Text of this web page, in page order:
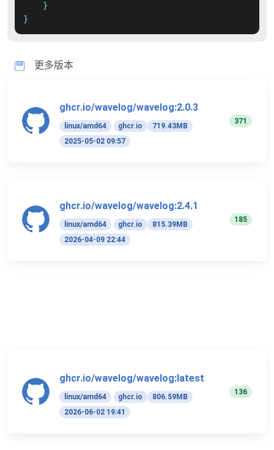
}
}
更多版本
ghcr.io/wavelog/wavelog:2.0.3
linux/amd64 ghcr.io
719.43MB
2025-05-02 09:57
371
ghcr.io/wavelog/wavelog:2.4.1
linux/amd64 ghcr.io
815.39MB
2026-04-09 22:44
185
ghcr.io/wavelog/wavelog:latest
linux/amd64 ghcr.io
806.59MB
2026-06-02 19:41
136